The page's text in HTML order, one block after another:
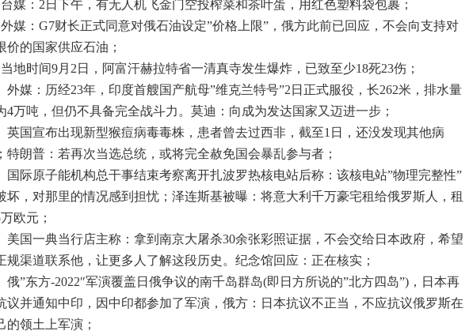
媒：2日下午，有无人机飞金门空投榨菜和茶叶蛋，用红色塑料袋包裹；
媒：G7财长正式同意对俄石油设定”价格上限”，俄方此前已回应，不会向支持对
价的国家供应石油；
地时间9月2日，阿富汗赫拉特省一清真寺发生爆炸，已致至少18死23伤；
外媒：历经23年，印度首艘国产航母”维克兰特号”2日正式服役，长262米，排水量
4万吨，但仍不具备完全战斗力。莫迪：向成为发达国家又迈进一步；
英国宣布出现新型猴痘病毒毒株，患者曾去过西非，截至1日，还没发现其他病
特朗普：若再次当选总统，或将完全赦免国会暴乱参与者；
国际原子能机构总干事结束考察离开扎波罗热核电站后称：该核电站”物理完整性”
坏，对那里的情况感到担忧；泽连斯基被曝：将意大利千万豪宅租给俄罗斯人，租
欧元；
美国一典当行店主称：拿到南京大屠杀30余张彩照证据，不会交给日本政府，希望
规渠道联系他，让更多人了解这段历史。纪念馆回应：正在核实；
俄”东方-2022″军演覆盖日俄争议的南千岛群岛(即日方所说的”北方四岛”)，日本再
议并通知中印，因中印都参加了军演，俄方：日本抗议不正当，不应抗议俄罗斯在
的领土上军演；